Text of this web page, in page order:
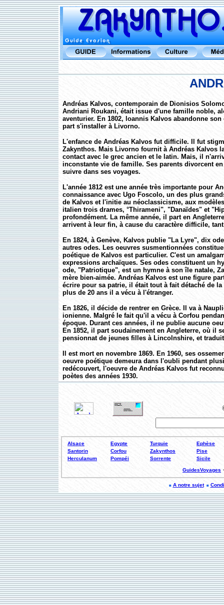
Andréas Kalvos, contemporain de Dionisios
Andriani Roukani, était issue d'une famille noble,
aventurier. En 1802, loannis Kalvos abandonne
part s'installer à Livorno.
L'enfance de Andréas Kalvos fut difficile. Il fut
Zakynthos. Mais Livorno fournit à Andréas Kalvos
contact avec le grec ancien et le latin. Mais, il
inconstante vie de famille. Ses parents divorcent
suivre dans ses voyages.
L'année 1812 est une année très importante pour
connaissance avec Ugo Foscolo, un des plus
de Kalvos et l'initie au néoclassicisme, aux
italien trois drames, °Thirameni", "Danaïdes" et
profondément. La même année, il part en
arrivent à leur fin, à cause du caractère difficile,
En 1824, à Genève, Kalvos publie "La Lyre", dix
autres odes. Les oeuvres susmentionnées
poétique de Kalvos est particulier. C'est un
expressions archaïques. Ses odes constituent un
ode, "Patriotique", est un hymne à son île natale,
mère bien-aimée. Andréas Kalvos est une figure
écrire pour sa patrie, il était tout à fait détaché de
plus de 20 ans il a vécu à l'étranger.
En 1826, il décide de rentrer en Grèce. Il va à
ionienne. Malgré le fait qu'il a vécu à Corfou
époque. Durant ces années, il ne publie aucune
En 1852, il part soudainement en Angleterre, où il
pensionnat de jeunes filles à Lincolnshire, et
Il est mort en novembre 1869. En 1960, ses
oeuvre poétique demeura dans l'oubli pendant
redécouvert, l'oeuvre de Andréas Kalvos fut
poètes des années 1930.
Alsace Egypte Turquie
Ephèse
Santorin
Corfou Zakynthos
Pise
Herculanum
Pompéi Sorrente Sicile
GuidesVoyages
A notre sujet